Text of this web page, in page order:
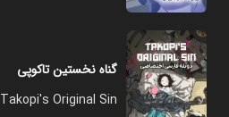
گناه نخستین تاکوپی
Takopi's Original Sin